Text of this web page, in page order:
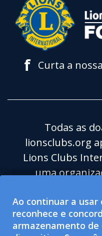
Ao continuar a usar
reconhece e
armazenamento de
f Curta a
Todas as
lionsclubs.org
Lions Clubs
uma
Lions Clubs
organização
categoria